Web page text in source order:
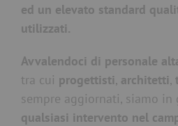
ed un elevato standard
utilizzati.
Avvalendoci di personale
tra cui progettisti, architetti,
sempre aggiornati, siamo in
qualsiasi intervento nel